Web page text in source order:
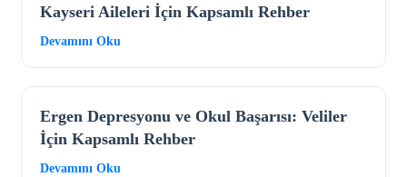
Kayseri Aileleri İçin Kapsamlı Rehber
Devamını Oku
Ergen Depresyonu ve Okul Başarısı: Veliler
İçin Kapsamlı Rehber
Devamını Oku